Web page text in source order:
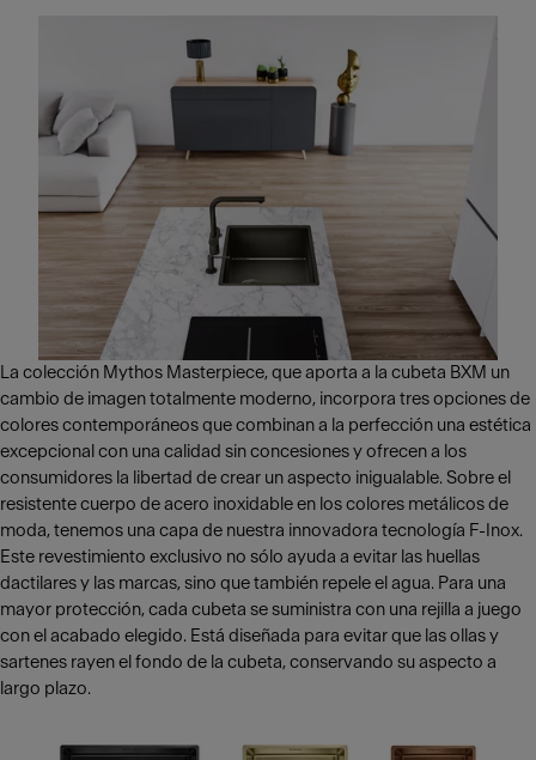
La colección Mythos Masterpiece, que aporta a la cubeta BXM un
cambio de imagen totalmente moderno, incorpora tres opciones de
colores contemporáneos que combinan a la perfección una estética
excepcional con una calidad sin concesiones y ofrecen a los
consumidores la libertad de crear un aspecto inigualable. Sobre el
resistente cuerpo de acero inoxidable en los colores metálicos de
moda, tenemos una capa de nuestra innovadora tecnología F-Inox.
Este revestimiento exclusivo no sólo ayuda a evitar las huellas
dactilares y las marcas, sino que también repele el agua. Para una
mayor protección, cada cubeta se suministra con una rejilla a juego
con el acabado elegido. Está diseñada para evitar que las ollas y
sartenes rayen el fondo de la cubeta, conservando su aspecto a
largo plazo.